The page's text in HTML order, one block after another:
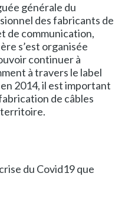
générale du
des fabricants de
de communication,
s’est organisée
continuer à
à travers le label
2014, il est important
de câbles
territoire.
du Covid19 que